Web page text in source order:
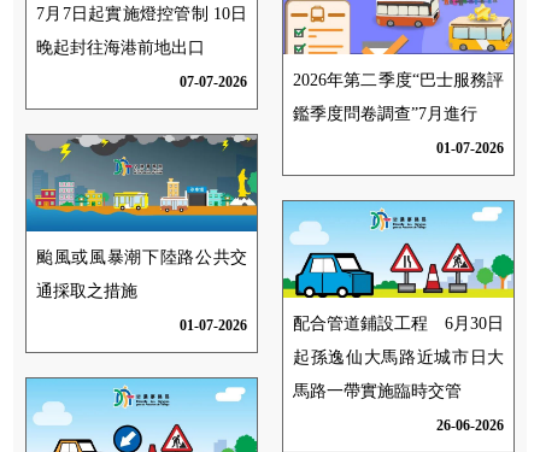
7月7日起實施燈控管制 10日
晚起封往海港前地出口
07-07-2026
2026年第二季度“巴士服務評
鑑季度問卷調查”7月進行
01-07-2026
颱風或風暴潮下陸路公共交
通採取之措施
01-07-2026
配合管道鋪設工程 6月30日
起孫逸仙大馬路近城市日大
馬路一帶實施臨時交管
26-06-2026